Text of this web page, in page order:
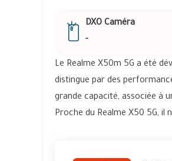
DXO Caméra
-
Le Realme X50m 5G a été
distingue par des
grande capacité, associée à
Proche du Realme X50 5G, il